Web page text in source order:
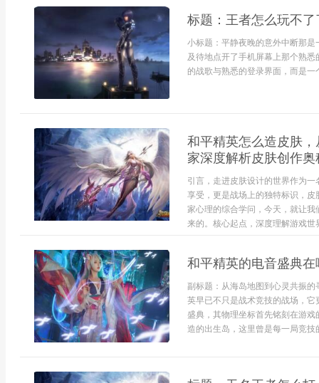
标题：王者怎么玩不
小标题：平静夜晚的意外中断那
及待地点开了手机屏幕上那个熟
的战歌与熟悉的登录界面，而是
和平精英怎么造皮肤
家深度解析皮肤创作奥
引言，走进皮肤设计的世界作为
享受，更是战场上的独特标识，
家心理的综合学问，今天，就让
来的。核心起点，深度理解游戏世
和平精英的电音盛典
副标题：从海岛地图到心灵共振
英早已不只是战术竞技的战场，
盛典，其物理坐标首先铭刻在游
造的出生岛，这里曾是每一局竞